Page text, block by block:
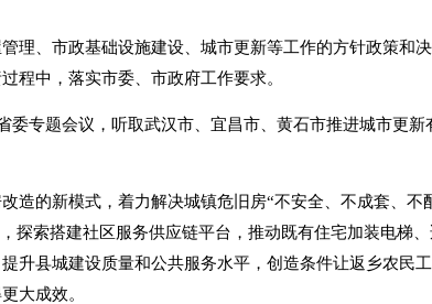
理、市政基础设施建设、城市更新等工作的方针政策和
程中，落实市委、市政府工作要求。
专题会议，听取武汉市、宜昌市、黄石市推进城市更
的新模式，着力解决城镇危旧房“不安全、不成套、不
探索搭建社区服务供应链平台，推动既有住宅加装电梯
县城建设质量和公共服务水平，创造条件让返乡农民
大成效。